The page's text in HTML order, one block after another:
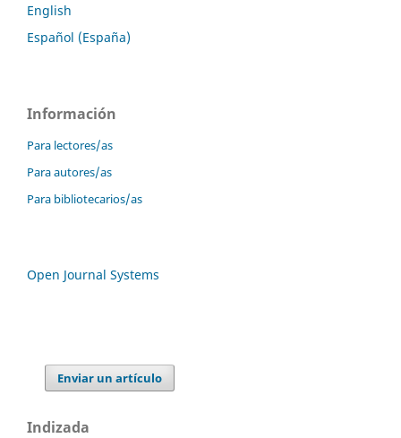
English
Español (España)
Información
Para lectores/as
Para autores/as
Para bibliotecarios/as
Open Journal Systems
Enviar un artículo
Indizada